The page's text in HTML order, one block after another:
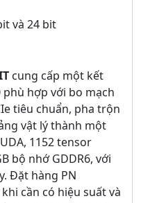
và 24 bit
cung cấp một kết
phù hợp với bo mạch
tiêu chuẩn, pha trộn
vật lý thành một
1152 tensor
bộ nhớ GDDR6, với
Đặt hàng PN
khi cần có hiệu suất và